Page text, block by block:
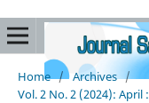
Home / Archives /
Vol. 2 No. 2 (2024): April